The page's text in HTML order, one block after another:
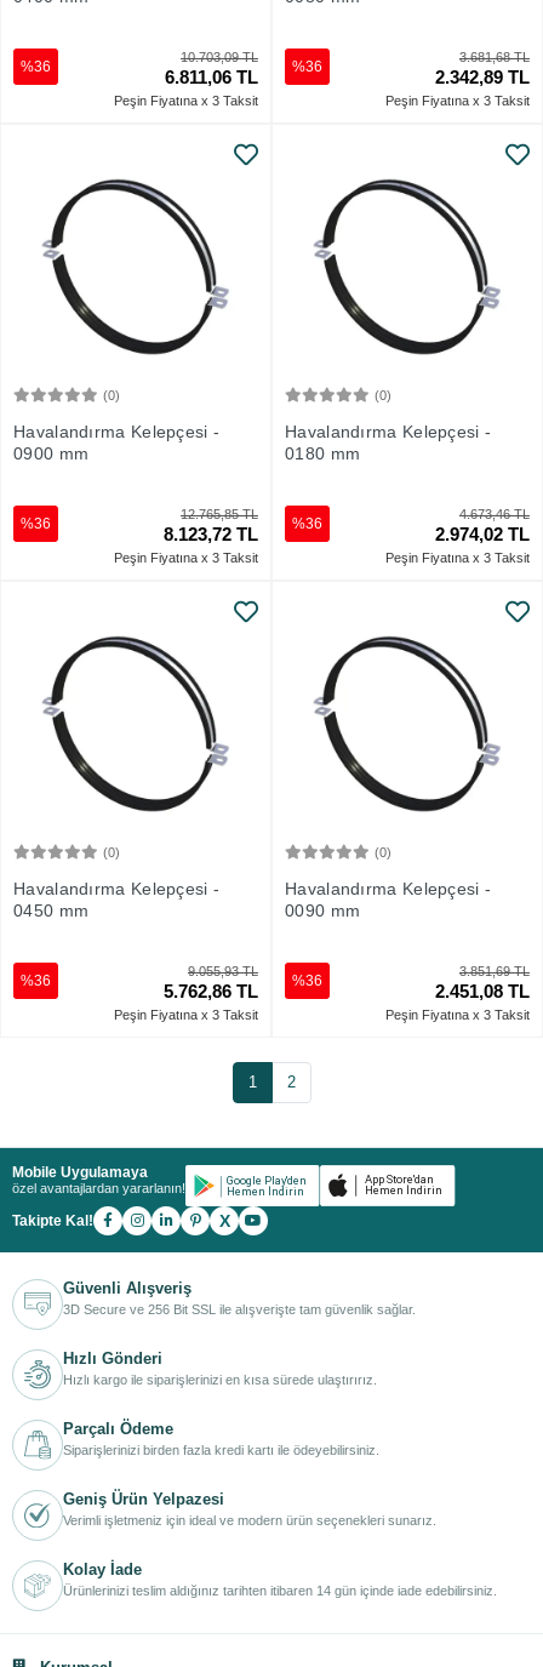
10.703,09 TL
6.811,06 TL
%36
Peşin Fiyatına x 3 Taksit
3.681,68 TL
2.342,89 TL
%36
Peşin Fiyatına x 3 Taksit
(0)
Havalandırma Kelepçesi -
0900 mm
12.765,85 TL
8.123,72 TL
%36
Peşin Fiyatına x 3 Taksit
(0)
Havalandırma Kelepçesi -
0180 mm
4.673,46 TL
2.974,02 TL
%36
Peşin Fiyatına x 3 Taksit
(0)
Havalandırma Kelepçesi -
0450 mm
9.055,93 TL
5.762,86 TL
%36
Peşin Fiyatına x 3 Taksit
(0)
Havalandırma Kelepçesi -
0090 mm
3.851,69 TL
2.451,08 TL
%36
Peşin Fiyatına x 3 Taksit
1 2
Mobile Uygulamaya
özel avantajlardan yararlanın!
Takipte Kal! X
Güvenli Alışveriş
3D Secure ve 256 Bit SSL ile alışverişte tam güvenlik sağlar.
Hızlı Gönderi
Hızlı kargo ile siparişlerinizi en kısa sürede ulaştırırız.
Parçalı Ödeme
Siparişlerinizi birden fazla kredi kartı ile ödeyebilirsiniz.
Geniş Ürün Yelpazesi
Verimli işletmeniz için ideal ve modern ürün seçenekleri sunarız.
Kolay İade
Ürünlerinizi teslim aldığınız tarihten itibaren 14 gün içinde iade edebilirsiniz.